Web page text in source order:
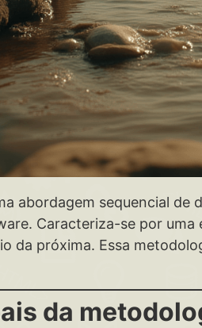
abordagem sequencial de
Caracteriza-se por
da próxima. Essa
da